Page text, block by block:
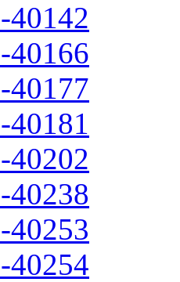
40142
40166
40177
40202
40238
40253
40254